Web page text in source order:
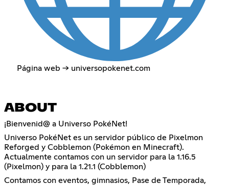
Página web → universopokenet.com
ABOUT
¡Bienvenid@ a Universo PokéNet!
Universo PokéNet es un servidor público de Pixelmon
Reforged y Cobblemon (Pokémon en Minecraft).
Actualmente contamos con un servidor para la 1.16.5
(Pixelmon) y para la 1.21.1 (Cobblemon)
Contamos con eventos, gimnasios, Pase de Temporada,